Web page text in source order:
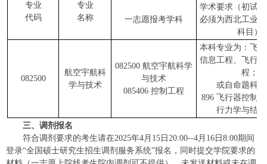
专业
代码
专业
名称
一志愿报考学科
学术要求（初试
必须为西北工业
科目）
082500
航空宇航科
学与技术
082500 航空宇航科学
与技术
085406 控制工程
本科专业为：飞
信息工程、飞行
程；
或自命题科
896 飞行器控制
行力学与结
三、调剂 报名
符合调剂要求的考生请在2025年4月15日20:00--4月16日8:00期间
登录“全国硕士研究生招生调剂服务系统”报名，同时提交学院要求的